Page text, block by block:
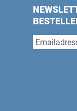
Facebook
on Twitter